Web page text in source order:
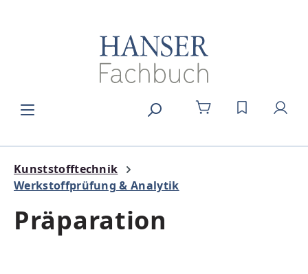
DU HAST 0
Kunststofftechnik
Werkstoffprüfung & Analytik
Präparation